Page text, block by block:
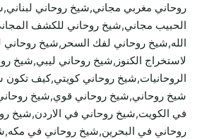
روحاني مغربي مجاني,شيخ روحاني
الحبيب مجاني,شيخ روحاني للكشف
الله,شيخ روحاني لفك السحر,شيخ روحاني
لاستخراج الكنوز,شيخ روحاني ليبي,شيخ
الروحانيات,شيخ روحاني كويتي,كيف
شيخ روحاني,شيخ روحاني قوي,شيخ
في الكويت,شيخ روحاني في الاردن,شيخ
روحاني في البحرين,شيخ روحاني في